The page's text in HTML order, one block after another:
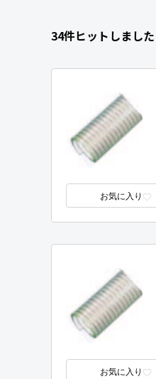
34件ヒットしました
お気に入り
お気に入り